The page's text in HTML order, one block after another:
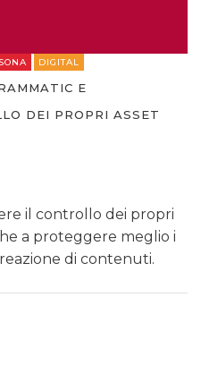
DIGITAL
E
DEI PROPRI ASSET
il controllo dei propri
a proteggere meglio i
di contenuti.